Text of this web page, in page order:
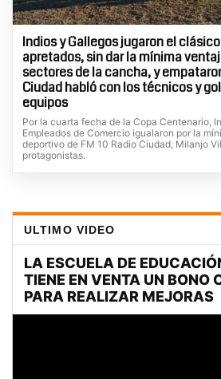
Indios y Gallegos jugaron el
apretados, sin dar la mínima
sectores de la cancha, y empataron
Ciudad habló con los técnicos y
equipos
Por la cuarta fecha de la Copa Centenario,
Empleados de Comercio igualaron por la
deportivo de FM 10 Radio Ciudad, Milanjo
protagonistas.
ULTIMO VIDEO